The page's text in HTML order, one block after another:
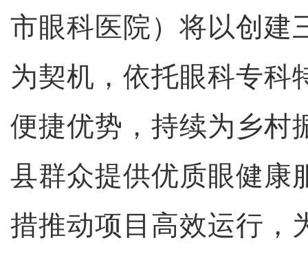
市眼科医院）将以创建
为契机，依托眼科专科
便捷优势，持续为乡村
县群众提供优质眼健康
措推动项目高效运行，